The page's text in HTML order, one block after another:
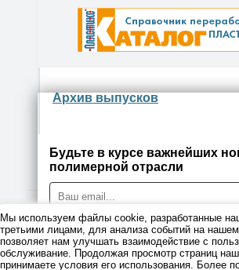
Архив выпусков
Будьте в курсе важнейших
полимерной отрасли
Я даю согласие на обработку
© 2026
Правовая информация
Мы используем файлы cookie, разработанные
третьими лицами, для анализа событий на
позволяет нам улучшать взаимодействие с
обслуживание. Продолжая просмотр страниц
принимаете условия его использования. Более